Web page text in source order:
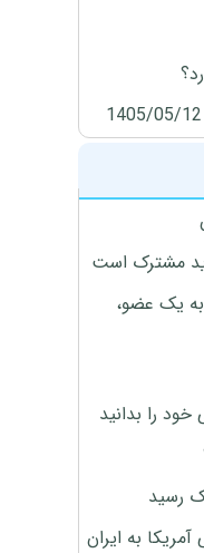
مشترک است
به یک عضو،
را بدانید
رسید
به ایران